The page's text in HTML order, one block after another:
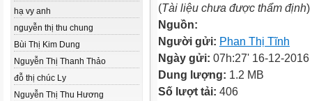
hạ vy anh
nguyễn thị thu chung
Bùi Thị Kim Dung
Nguyễn Thị Thanh Thảo
đỗ thị chúc Ly
Nguyễn Thị Thu Hương
(Tài liệu chưa được thẩm định)
Nguồn:
Người gửi: Phan Thị Tĩnh
Ngày gửi: 07h:27' 16-12-2016
Dung lượng: 1.2 MB
Số lượt tải: 406